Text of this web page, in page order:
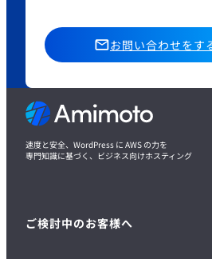
お問い合わせをす
速度と安全、WordPress に AWS の力を
専門知識に基づく、ビジネス向けホスティング
ご検討中のお客様へ